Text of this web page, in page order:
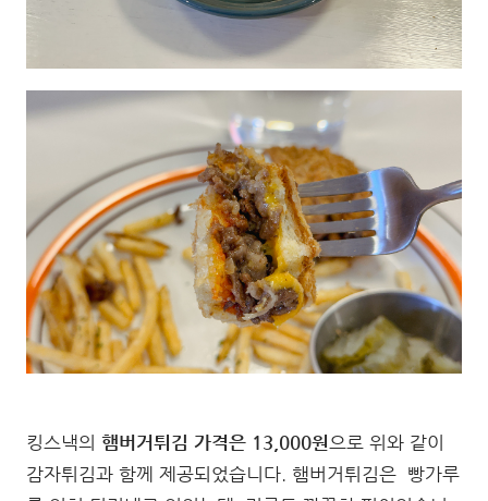
킹스낵의 햄버거튀김 가격은 13,000원으로 위와 같이
감자튀김과 함께 제공되었습니다. 햄버거튀김은 빵가루